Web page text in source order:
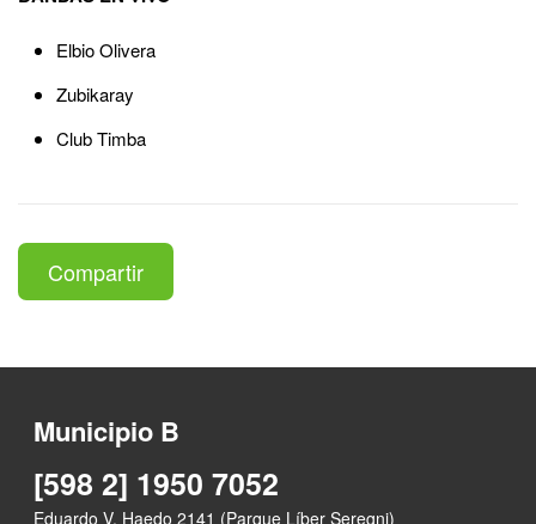
Elbio Olivera
Zubikaray
Club Timba
Compartir
Municipio B
[598 2] 1950 7052
Eduardo V. Haedo 2141 (Parque Líber Seregni)